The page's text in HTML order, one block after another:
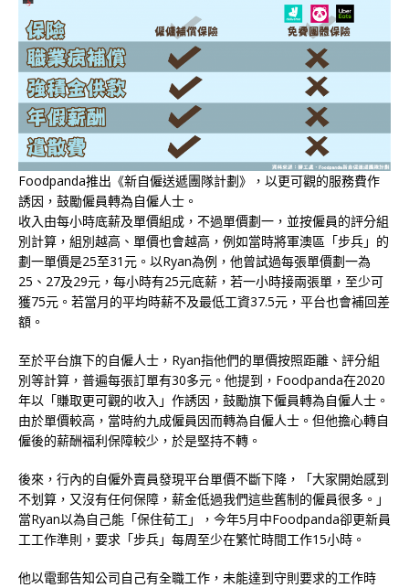
Foodpanda推出《新自僱送遞團隊計劃》，以更可觀的服務費作
誘因，鼓勵僱員轉為自僱人士。
收入由每小時底薪及單價組成，不過單價劃一，並按僱員的評分組
別計算，組別越高、單價也會越高，例如當時將軍澳區「步兵」的
劃一單價是25至31元。以Ryan為例，他曾試過每張單價劃一為
25、27及29元，每小時有25元底薪，若一小時接兩張單，至少可
獲75元。若當月的平均時薪不及最低工資37.5元，平台也會補回差
額。
至於平台旗下的自僱人士，Ryan指他們的單價按照距離、評分組
別等計算，普遍每張訂單有30多元。他提到，Foodpanda在2020
年以「賺取更可觀的收入」作誘因，鼓勵旗下僱員轉為自僱人士。
由於單價較高，當時約九成僱員因而轉為自僱人士。但他擔心轉自
僱後的薪酬福利保障較少，於是堅持不轉。
後來，行內的自僱外賣員發現平台單價不斷下降，「大家開始感到
不划算，又沒有任何保障，薪金低過我們這些舊制的僱員很多。」
當Ryan以為自己能「保住荀工」，今年5月中Foodpanda卻更新員
工工作準則，要求「步兵」每周至少在繁忙時間工作15小時。
他以電郵告知公司自己有全職工作，未能達到守則要求的工作時